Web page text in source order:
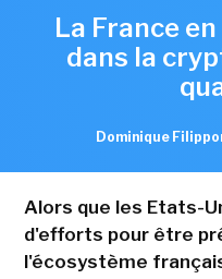
La France
dans la
Dominique
Alors que les Etats-
d'efforts pour être
l'écosystème